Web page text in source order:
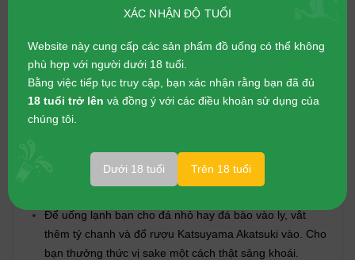
Cách uống rượu sake Katsuyama
Akatsuki Junmai Daiginjo
Bạn có thể thưởng thức hương vị rượu sake chất lượng
món Nhật như tempura, hàu nướng, sukiyaki, cá tráp
nướng đến món tây như steak, gan ngỗng và cả món
Để uống lạnh bạn cho đá nhỏ hay đá bào vào ly, vắt
thêm tý chanh và đổ rượu Katsuyama Akatsuki vào. Cho
bạn thưởng thức vị sake một cách thật sảng khoái.
XÁC NHẬN ĐỘ TUỔI
Website này cung cấp các sản phẩm đồ uống có thể không
phù hợp với người dưới 18 tuổi.
Bằng việc tiếp tục truy cập, bạn xác nhận rằng bạn đã đủ
18 tuổi trở lên và đồng ý với các điều khoản sử dụng của
chúng tôi.
Dưới 18 tuổi Trên 18 tuổi